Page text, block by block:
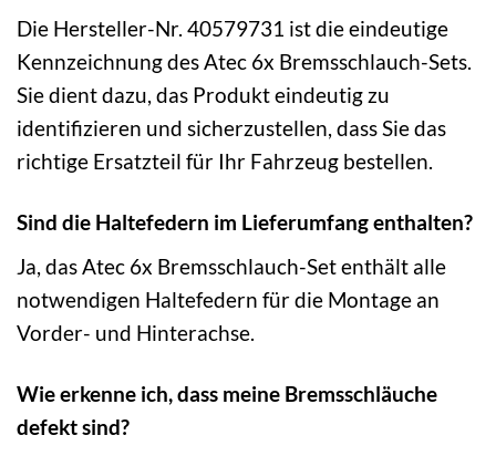
Die Hersteller-Nr. 40579731 ist die eindeutige
Kennzeichnung des Atec 6x Bremsschlauch-Sets.
Sie dient dazu, das Produkt eindeutig zu
identifizieren und sicherzustellen, dass Sie das
richtige Ersatzteil für Ihr Fahrzeug bestellen.
Sind die Haltefedern im Lieferumfang enthalten?
Ja, das Atec 6x Bremsschlauch-Set enthält alle
notwendigen Haltefedern für die Montage an
Vorder- und Hinterachse.
Wie erkenne ich, dass meine Bremsschläuche
defekt sind?